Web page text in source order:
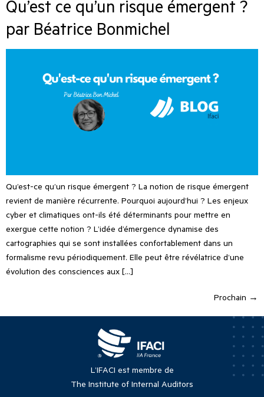
Qu’est ce qu’un risque émergent ?
par Béatrice Bonmichel
Qu’est-ce qu’un risque émergent ? La notion de risque émergent
revient de manière récurrente. Pourquoi aujourd’hui ? Les enjeux
cyber et climatiques ont-ils été déterminants pour mettre en
exergue cette notion ? L’idée d’émergence dynamise des
cartographies qui se sont installées confortablement dans un
formalisme revu périodiquement. Elle peut être révélatrice d’une
évolution des consciences aux […]
Prochain →
L’IFACI est membre de
The Institute of Internal Auditors